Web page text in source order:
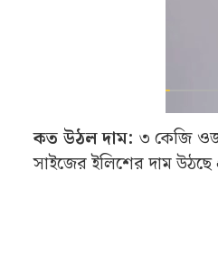
কত উঠল দাম: ৩ কেজি
সাইজের ইলিশের দাম উঠছে